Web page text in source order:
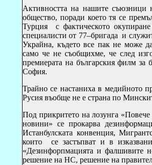
Активността на нашите съюзници
общество, поради което тя се
Турция с фактическото
специалисти от 77–бригада и
Украйна, където все пак не може
само че не съобщихме, че след
премиерата на българския филм за
София.
Трайно се настаниха в медийното
Русия въобще не е страна по
Под прикритето на лозунга
новини» се прокарва
Истанбулската конвенция,
които се застъпват и в
«Дезинфорпмацията и фалшивите
решение на НС, решение на